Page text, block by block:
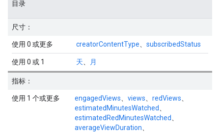
目录
尺寸：
使用 0 或更多 creatorContentType subscribedStatus
使用 0 或 1 天 月
指标：
使用 1 个或更多 engagedViews views redViews
estimatedMinutesWatched
estimatedRedMinutesWatched
averageViewDuration